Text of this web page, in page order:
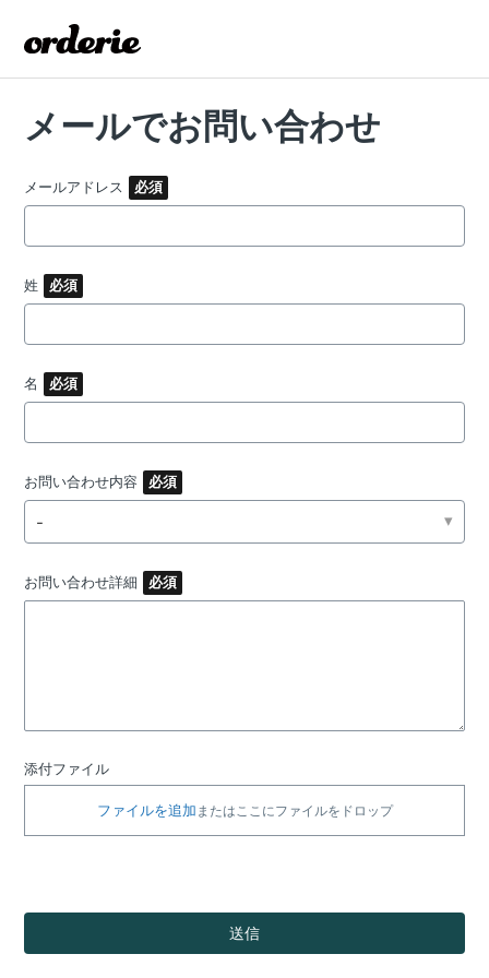
メールでお問い合わせ
メールアドレス
姓
名
お問い合わせ内容
-
お問い合わせ詳細
添付ファイル
ファイルを追加 またはここにファイルをドロップ